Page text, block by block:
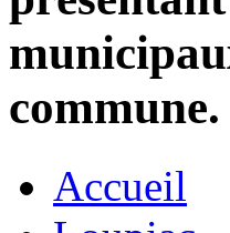
commune.
Accueil